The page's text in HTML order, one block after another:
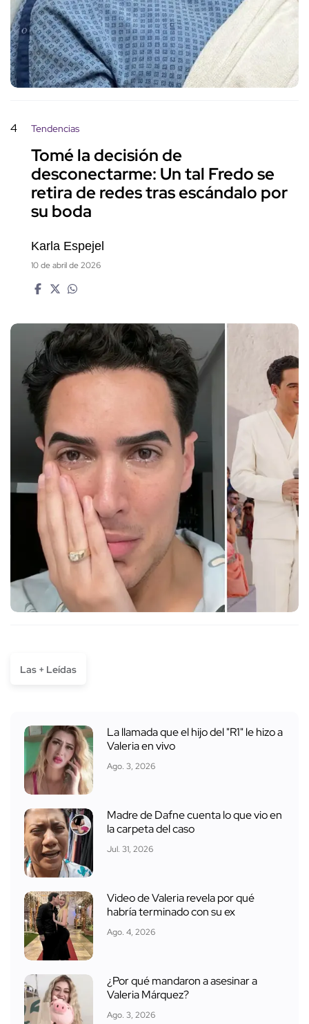
4 Tendencias
Tomé la decisión de
desconectarme: Un tal Fredo se
retira de redes tras escándalo por
su boda
Karla Espejel
10 de abril de 2026
Las + Leídas
La llamada que el hijo del "R1" le hizo a
Valeria en vivo
Ago. 3, 2026
Madre de Dafne cuenta lo que vio en
la carpeta del caso
Jul. 31, 2026
Video de Valeria revela por qué
habría terminado con su ex
Ago. 4, 2026
¿Por qué mandaron a asesinar a
Valeria Márquez?
Ago. 3, 2026